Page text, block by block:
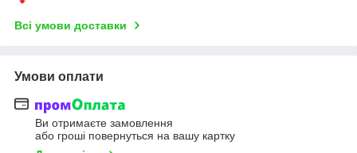
Всі умови доставки
Умови оплати
Ви отримаєте замовлення
або гроші повернуться на вашу картку